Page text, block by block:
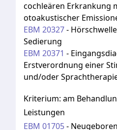
cochleären Erkrankung
otoakustischer
EBM 20327-
Sedierung
EBM 20371 -
Erstverordnung einer
und/oder
Kriterium: am
Leistungen
EBM 01705-